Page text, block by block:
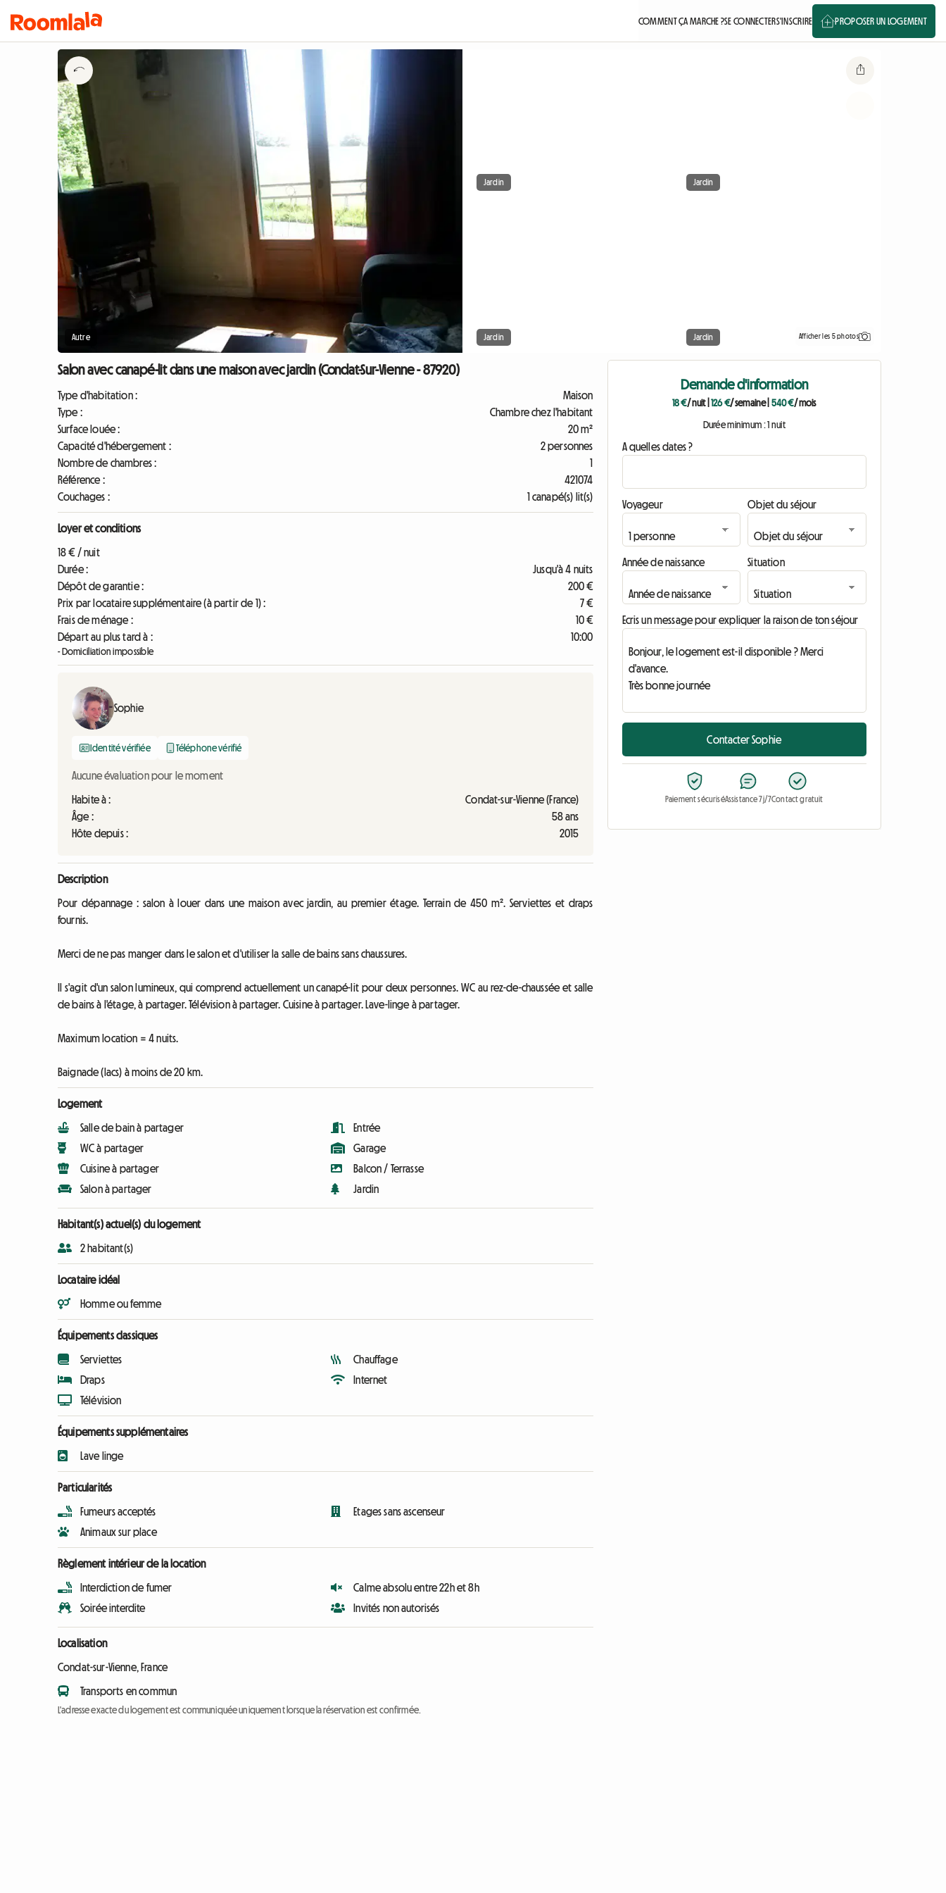
COMMENT ÇA MARCHE ?SE CONNECTERS'INSCRIRE PROPOSER UN LOGEMENT
Autre
Jardin Jardin
Jardin Jardin Afficher les 5 photos
Salon avec canapé-lit dans une maison avec jardin (Condat-Sur-Vienne - 87920)
Type d'habitation :
Maison
Type :
Chambre chez l'habitant
Surface louée :
20 m²
Capacité d'hébergement :
2 personnes
Nombre de chambres :
1
Référence :
421074
Couchages :
1 canapé(s) lit(s)
Loyer et conditions
18 € / nuit
Durée :
Jusqu'à 4 nuits
Dépôt de garantie :
200 €
Prix par locataire supplémentaire (à partir de 1) :
7 €
Frais de ménage :
10 €
Départ au plus tard à :
10:00
- Domiciliation impossible
Sophie
Identité vérifiée Téléphone vérifié
Aucune évaluation pour le moment
Habite à :
Condat-sur-Vienne (France)
Âge :
58 ans
Hôte depuis :
2015
Description
Pour dépannage : salon à louer dans une maison avec jardin, au premier étage. Terrain de 450 m². Serviettes et draps
fournis.
Merci de ne pas manger dans le salon et d'utiliser la salle de bains sans chaussures.
Il s'agit d'un salon lumineux, qui comprend actuellement un canapé-lit pour deux personnes. WC au rez-de-chaussée et salle
de bains à l'étage, à partager. Télévision à partager. Cuisine à partager. Lave-linge à partager.
Maximum location = 4 nuits.
Baignade (lacs) à moins de 20 km.
Logement
Salle de bain à partager
WC à partager
Cuisine à partager
Salon à partager
Entrée
Garage
Balcon / Terrasse
Jardin
Habitant(s) actuel(s) du logement
2 habitant(s)
Locataire idéal
Homme ou femme
Équipements classiques
Serviettes
Draps
Télévision
Chauffage
Internet
Équipements supplémentaires
Lave linge
Particularités
Fumeurs acceptés
Animaux sur place
Etages sans ascenseur
Règlement intérieur de la location
Interdiction de fumer
Soirée interdite
Calme absolu entre 22h et 8h
Invités non autorisés
Localisation
Condat-sur-Vienne, France
Transports en commun
L'adresse exacte du logement est communiquée uniquement lorsque la réservation est confirmée.
Demande d'information
18 €/ nuit|126 €/ semaine| 540 €/ mois
Durée minimum : 1 nuit
A quelles dates ?
Voyageur Objet du séjour
Année de naissance Situation
Ecris un message pour expliquer la raison de ton séjour
Contacter Sophie
Paiement sécuriséAssistance 7j/7Contact gratuit